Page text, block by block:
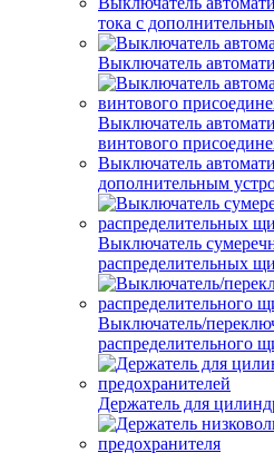
тока с
Выключатель
Выключатель
винтового
Выключатель
дополнительным
Выключатель
распределительных
Выключатель/
распределительного
Держатель для